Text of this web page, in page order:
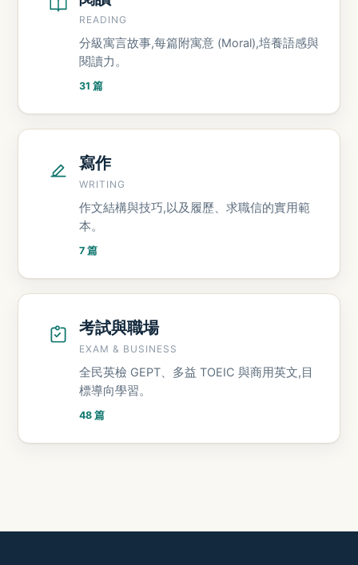
READING
分級寓言故事,每篇附寓意 (Moral),培養語感與
閱讀力。
31 篇
寫作
WRITING
作文結構與技巧,以及履歷、求職信的實用範
本。
7 篇
考試與職場
EXAM & BUSINESS
全民英檢 GEPT、多益 TOEIC 與商用英文,目
標導向學習。
48 篇